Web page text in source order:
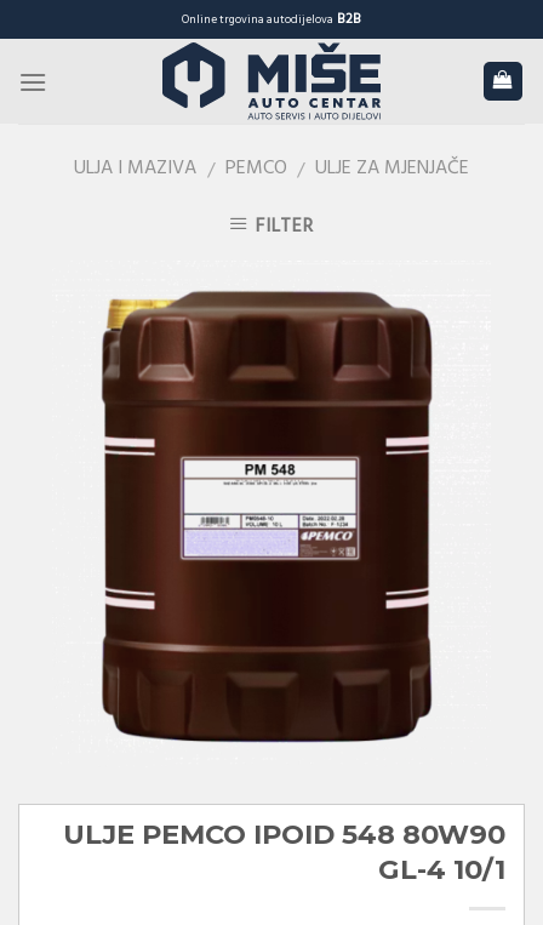
to
content
Online trgovina autodijelova B2B
ULJA I MAZIVA / PEMCO / ULJE ZA MJENJAČE
FILTER
ULJE PEMCO IPOID 548 80W90
GL-4 10/1